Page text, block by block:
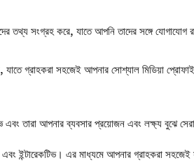
তথ্য সংগ্রহ করে, যাতে আপনি তাদের সঙ্গে যোগাযোগ
যাতে গ্রাহকরা সহজেই আপনার সোশ্যাল মিডিয়া
এবং তারা আপনার ব্যবসার প্রয়োজন এবং লক্ষ্য বুঝে
ইন্টারেকটিভ। এর মাধ্যমে আপনার গ্রাহকরা সহজেই